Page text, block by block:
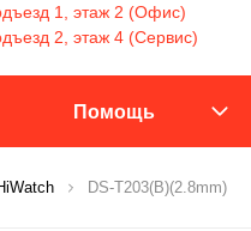
1, этаж 2 (Офис)
2, этаж 4 (Сервис)
+7 (499)
С 9:30
Помощь
DS-T203(B)(2.8mm)